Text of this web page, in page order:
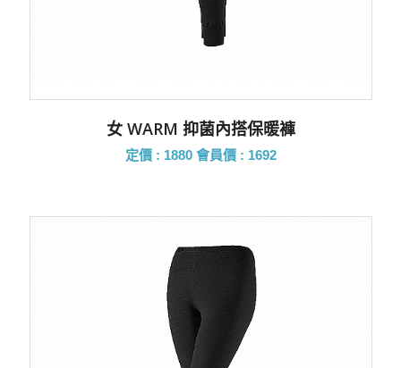
女 WARM 抑菌內搭保暖褲
定價 : 1880 會員價 : 1692